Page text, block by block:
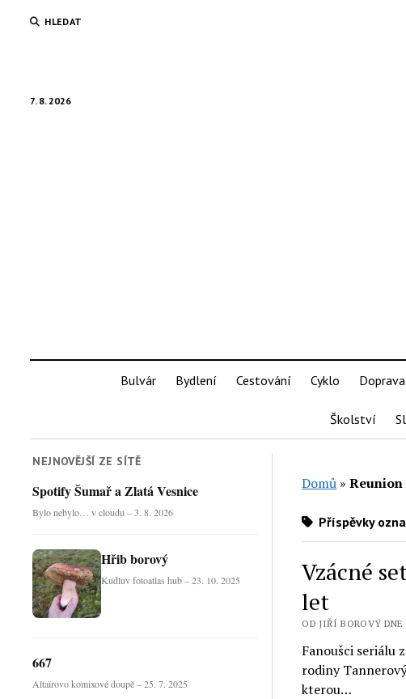
HLEDAT
7. 8. 2026
Bulvár Bydlení Cestování Cyklo Doprava
Školství
NEJNOVĚJŠÍ ZE SÍTĚ
Spotify Šumař a Zlatá Vesnice
Bylo nebylo… v cloudu – 3. 8. 2026
Hřib borový
Kudluv fotoatlas hub – 23. 10. 2025
667
Altaïrovo komixové doupě – 25. 7. 2025
Domů »Reunion
Příspěvky
Vzácné
let
OD JIŘÍ BOROVÝ DNE
Fanoušci seriálu
rodiny
kterou…